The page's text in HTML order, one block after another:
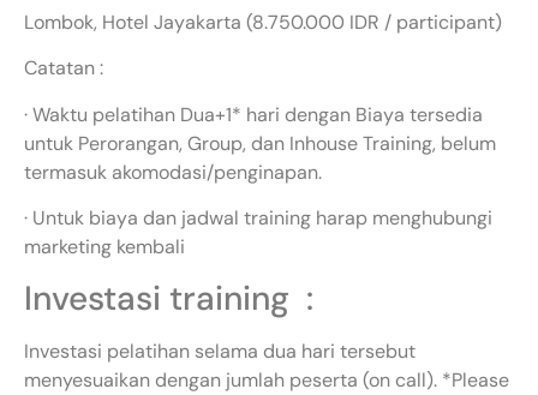
Lombok, Hotel Jayakarta (8.750.000 IDR / participant)
Catatan :
· Waktu pelatihan Dua+1* hari dengan Biaya tersedia
untuk Perorangan, Group, dan Inhouse Training, belum
termasuk akomodasi/penginapan.
· Untuk biaya dan jadwal training harap menghubungi
marketing kembali
Investasi training :
Investasi pelatihan selama dua hari tersebut
menyesuaikan dengan jumlah peserta (on call). *Please